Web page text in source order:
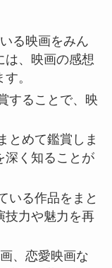
る映画をみん
は、映画の感想
。
することで、映
とめて鑑賞しま
深く知ることが
いる作品をまと
技力や魅力を再
、恋愛映画な